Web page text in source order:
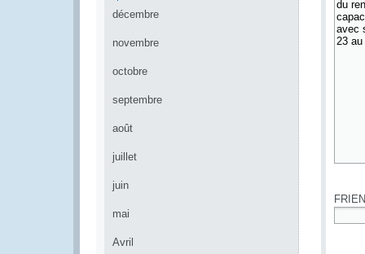
décembre
novembre
octobre
septembre
août
juillet
juin
mai
Avril